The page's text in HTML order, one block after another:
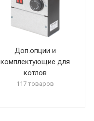
Доп.опции и
комплектующие для
котлов
117 товаров